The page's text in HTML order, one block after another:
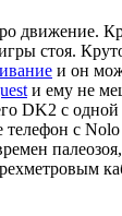
движение.
стоя.
и он
и ему не
DK2 с
с